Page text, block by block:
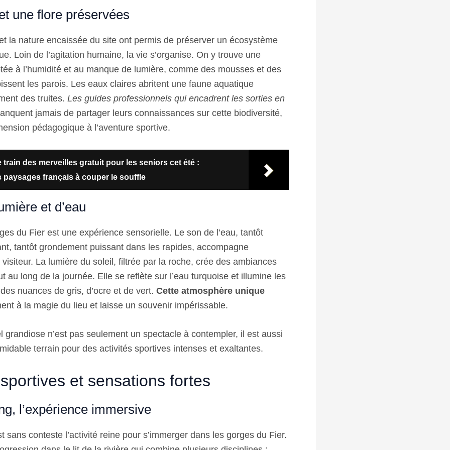
une flore préservées
la nature encaissée du site ont permis de préserver un écosystème
Loin de l’agitation humaine, la vie s’organise. On y trouve une
à l’humidité et au manque de lumière, comme des mousses et des
les parois. Les eaux claires abritent une faune aquatique
des truites. Les guides professionnels qui encadrent les sorties en
jamais de partager leurs connaissances sur cette biodiversité,
pédagogique à l’aventure sportive.
train des merveilles gratuit pour les seniors cet été :
paysages français à couper le souffle
et d’eau
du Fier est une expérience sensorielle. Le son de l’eau, tantôt
tantôt grondement puissant dans les rapides, accompagne
La lumière du soleil, filtrée par la roche, crée des ambiances
au long de la journée. Elle se reflète sur l’eau turquoise et illumine les
nuances de gris, d’ocre et de vert. Cette atmosphère unique
à la magie du lieu et laisse un souvenir impérissable.
grandiose n’est pas seulement un spectacle à contempler, il est aussi
terrain pour des activités sportives intenses et exaltantes.
et sensations fortes
l’expérience immersive
sans conteste l’activité reine pour s’immerger dans les gorges du Fier.